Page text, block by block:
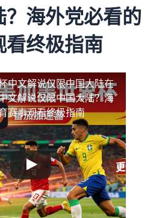
？海外党必看的
看终极指南
中文解说仅限中国大陆在
文解说仅限中国大陆？海
赛事观看终极指南